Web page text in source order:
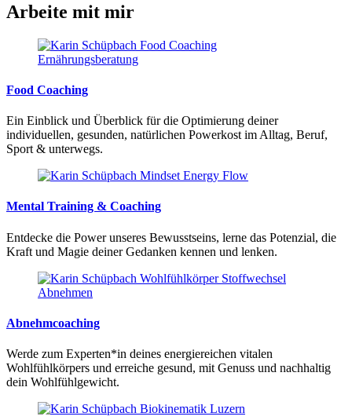
Arbeite mit mir
Food Coaching
Ein Einblick und Überblick für die Optimierung deiner
individuellen, gesunden, natürlichen Powerkost im Alltag, Beruf,
Sport & unterwegs.
Mental Training & Coaching
Entdecke die Power unseres Bewusstseins, lerne das Potenzial, die
Kraft und Magie deiner Gedanken kennen und lenken.
Abnehmcoaching
Werde zum Experten*in deines energiereichen vitalen
Wohlfühlkörpers und erreiche gesund, mit Genuss und nachhaltig
dein Wohlfühlgewicht.